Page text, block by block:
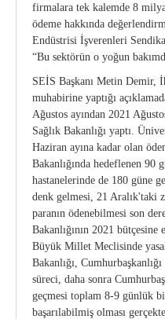
firmalara tek kalemde 8
ödeme hakkında
Endüstrisi İşverenleri
“Bu sektörün o yoğun
SEİS Başkanı Metin Demir,
muhabirine yaptığı
Ağustos ayından 2021
Sağlık Bakanlığı yaptı.
Haziran ayına kadar olan
Bakanlığında hedeflenen 90
hastanelerinde de 180 güne
denk gelmesi, 21 Aralık'taki
paranın ödenebilmesi son
Bakanlığının 2021
Büyük Millet Meclisinde
Bakanlığı,
süreci, daha sonra
geçmesi toplam 8-9 günlük
başarılabilmiş olması
Kurumsal Kimlik Kılavuzu
Üretici Firmalar
CE Yönetmeliği
Onaylanmış Kuruluşlar
4703 Sayılı Kanun
Tıbbi Cihaz Direktifleri
Yeni AB Tıbbi Cihaz
Yükümlülükler
Sektörel Meslek Standartları
Tıbbi Cihazlarda Teknik Servis
Bilgi Notları